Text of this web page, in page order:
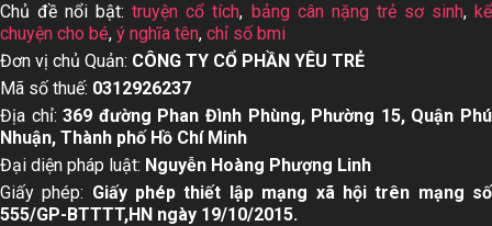
Chủ đề nổi bật:truyện cổ tích, bảng cân nặng trẻ sơ sinh,kể
chuyện cho bé, ý nghĩa tên, chỉ số bmi
Đơn vị chủ Quản: CÔNG TY CỔ PHẦN YÊU TRẺ
Mã số thuế: 0312926237
Địa chỉ:369 đường Phan Đình Phùng, Phường 15, Quận Phú
Nhuận, Thành phố Hồ Chí Minh
Đại diện pháp luật: Nguyễn Hoàng Phượng Linh
Giấy phép: Giấy phép thiết lập mạng xã hội trên mạng số
555/GP-BTTTT,HN ngày 19/10/2015.